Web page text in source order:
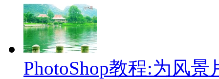
PhotoShop教程:为风